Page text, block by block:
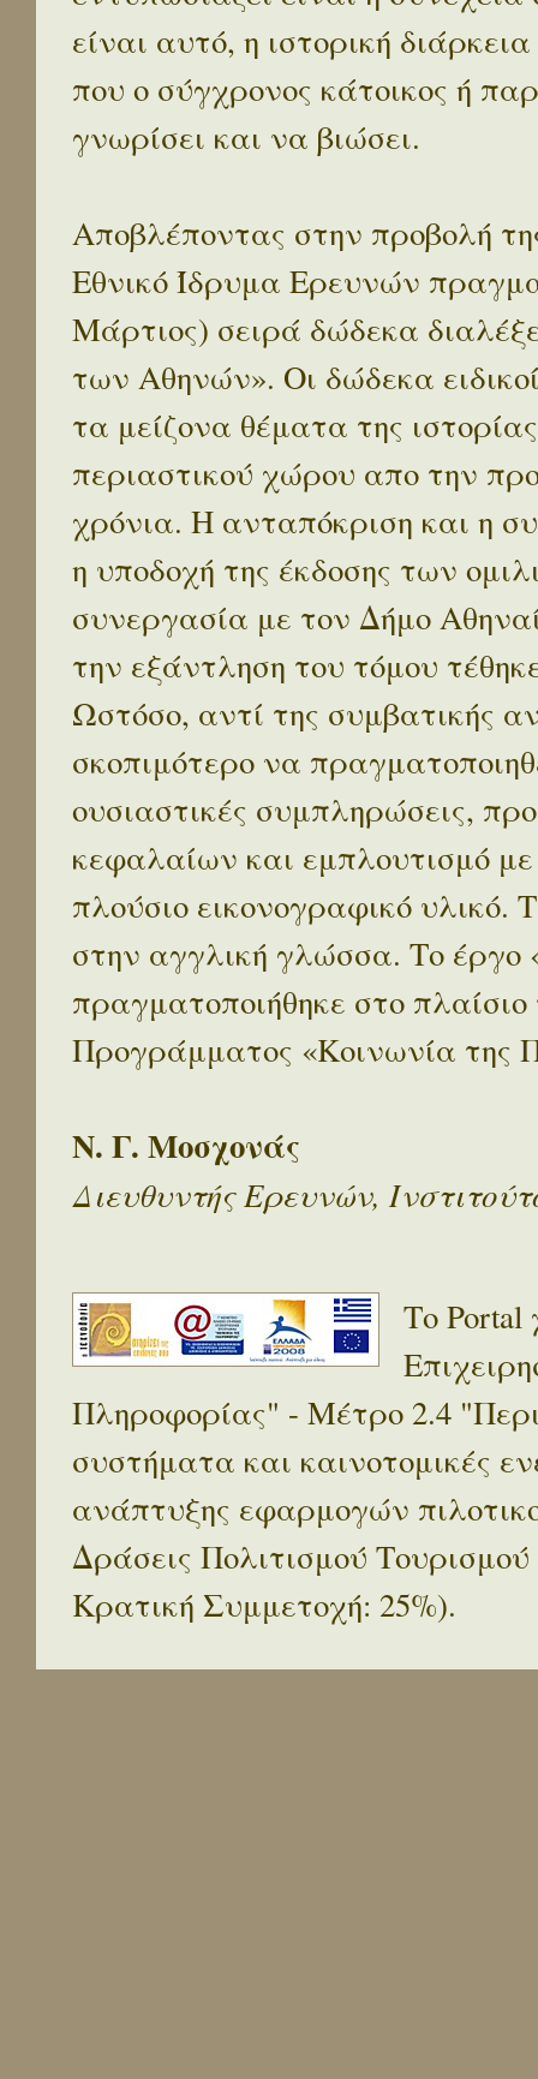
είναι αυτό, η ιστορική
που ο σύγχρονος κάτοικος ή
γνωρίσει και να βιώσει.
Αποβλέποντας στην προβολή
Εθνικό Ίδρυμα Ερευνών
Μάρτιος) σειρά δώδεκα
των Αθηνών». Οι δώδεκα
τα μείζονα θέματα της
περιαστικού χώρου απο την
χρόνια. Η ανταπόκριση και η
η υποδοχή της έκδοσης των
συνεργασία με τον Δήμο
την εξάντληση του τόμου
Ωστόσο, αντί της συμβατικής
σκοπιμότερο να
ουσιαστικές συμπληρώσεις,
κεφαλαίων και εμπλουτισμό
πλούσιο εικονογραφικό
στην αγγλική γλώσσα. Το
πραγματοποιήθηκε στο
Προγράμματος «Κοινωνία της
Ν. Γ. Μοσχονάς
Διευθυντής Ερευνών,
Το Portal
Πληροφορίας" - Μέτρο 2.4
συστήματα και καινοτομικές
ανάπτυξης εφαρμογών
Δράσεις Πολιτισμού
Κρατική Συμμετοχή: 25%).